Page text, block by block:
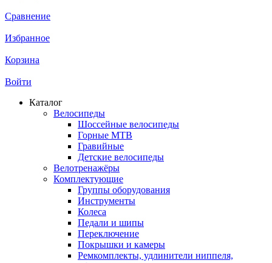
Сравнение
Избранное
Корзина
Войти
Каталог
Велосипеды
Шоссейные велосипеды
Горные МTB
Гравийные
Детские велосипеды
Велотренажёры
Комплектующие
Группы оборудования
Инструменты
Колеса
Педали и шипы
Переключение
Покрышки и камеры
Ремкомплекты, удлинители ниппеля,